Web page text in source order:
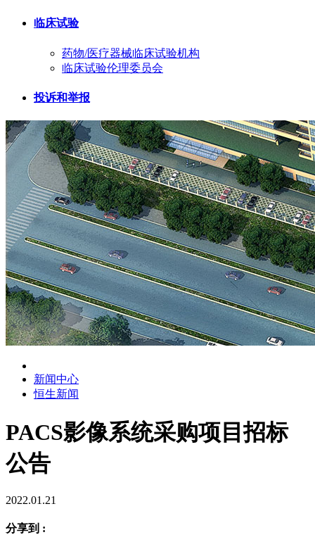
临床试验
药物/医疗器械临床试验机构
临床试验伦理委员会
投诉和举报
新闻中心
恒生新闻
PACS影像系统采购项目招标
公告
2022.01.21
分享到 :